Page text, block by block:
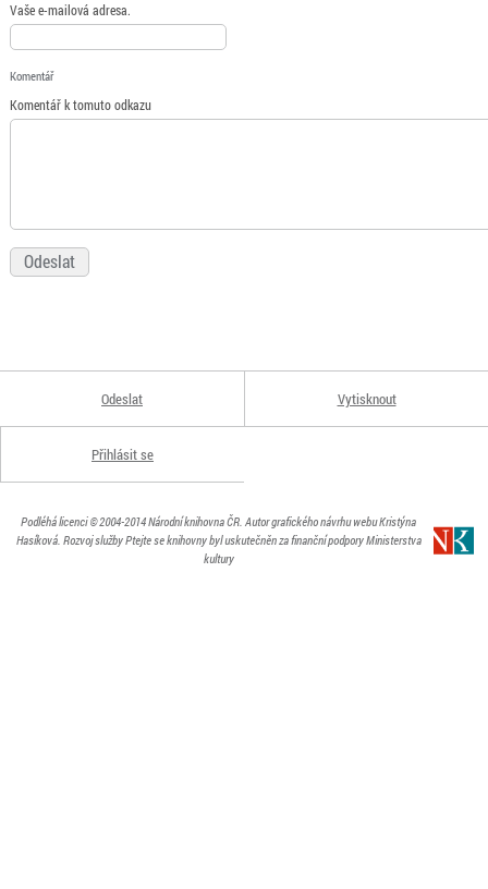
Vaše e-mailová adresa.
Komentář
Komentář k tomuto odkazu
Odeslat Vytisknout
Přihlásit se
Podléhá licenci© 2004-2014Národní knihovna ČR. Autor grafického návrhu webu Kristýna
Hasíková. Rozvoj služby Ptejte se knihovny byl uskutečněn za finanční podpory Ministerstva
kultury